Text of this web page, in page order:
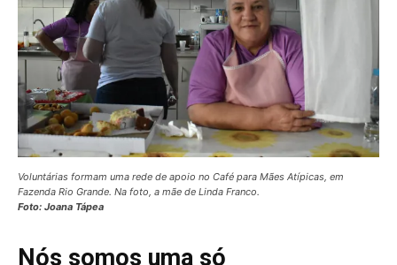
Voluntárias formam uma rede de apoio no Café para Mães Atípicas, em
Fazenda Rio Grande. Na foto, a mãe de Linda Franco.
Foto: Joana Tápea
Nós somos uma só